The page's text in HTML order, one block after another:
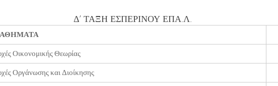
Δ’ ΤΑΞΗ ΕΣΠΕΡΙΝΟΥ ΕΠΑ.Λ.
Οικονομικής Θεωρίας
Οργάνωσης και Διοίκησης